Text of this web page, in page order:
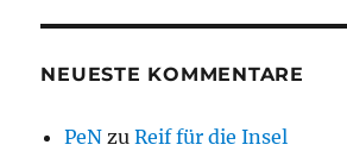
NEUESTE KOMMENTARE
PeN zuReif für die Insel